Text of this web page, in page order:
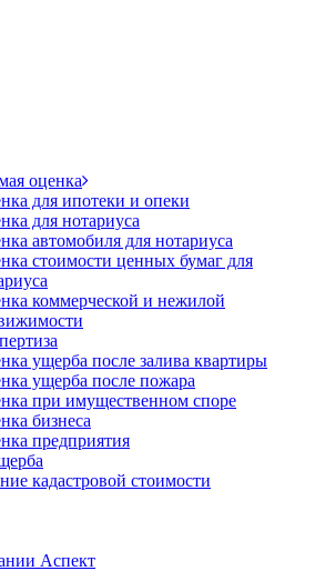
оценка
для ипотеки и опеки
для нотариуса
автомобиля для нотариуса
стоимости ценных бумаг для
коммерческой и нежилой
ущерба после залива квартиры
ущерба после пожара
при имущественном споре
бизнеса
предприятия
кадастровой стоимости
Аспект